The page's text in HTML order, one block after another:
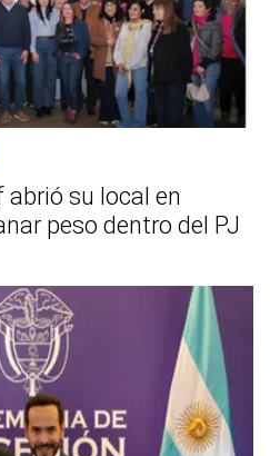
abrió su local en
peso dentro del PJ